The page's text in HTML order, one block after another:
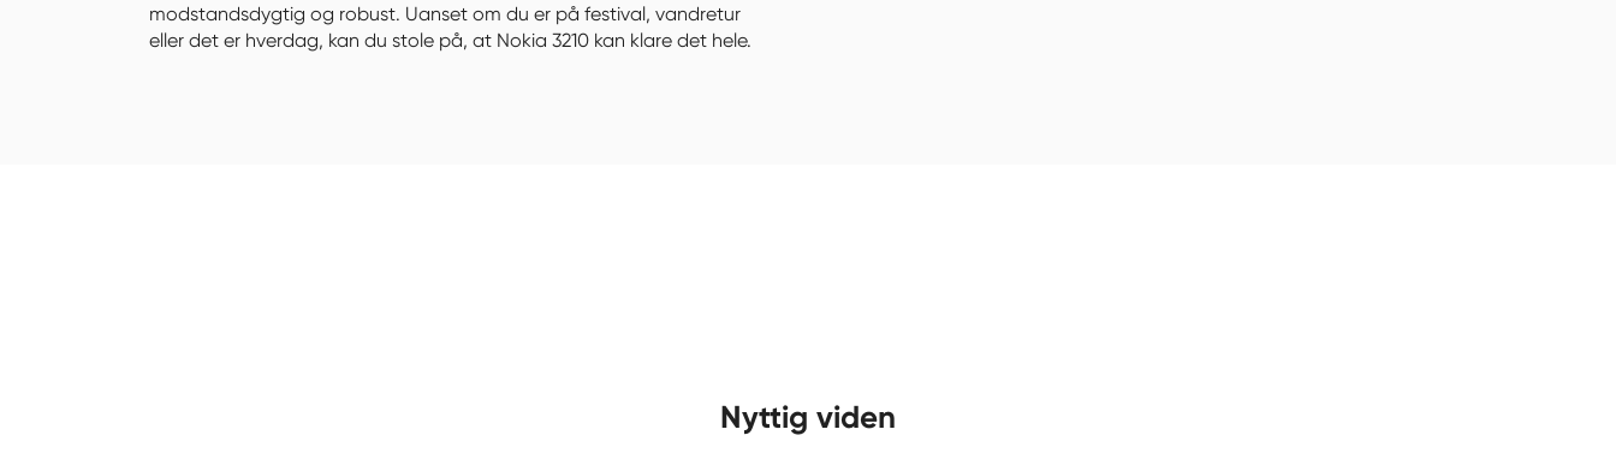
modstandsdygtig og robust. Uanset om du er på festival, vandretur
eller det er hverdag, kan du stole på, at Nokia 3210 kan klare det hele.
Nyttig viden